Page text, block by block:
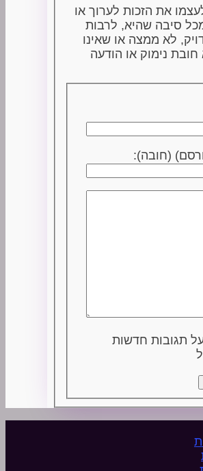
את הזכות לערוך או
סיבה שהיא, לרבות
לא ממצה או שאינו
נימוק או הודעה
(חובה):
על תגובות חדשות